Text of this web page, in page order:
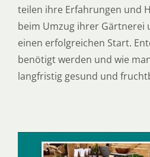
teilen ihre Erfahrungen und
beim Umzug ihrer Gärtnerei
einen erfolgreichen Start.
benötigt werden und wie
langfristig gesund und